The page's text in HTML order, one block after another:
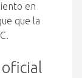
en
que la